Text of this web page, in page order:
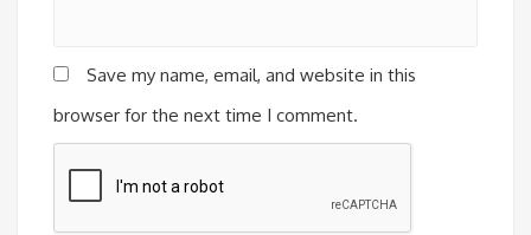
Save my name, email, and website in this
browser for the next time I comment.